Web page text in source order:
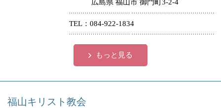
広島県 福山市 御門町3-2-4
TEL 084-922-1834
もっと見る
福山キリスト教会